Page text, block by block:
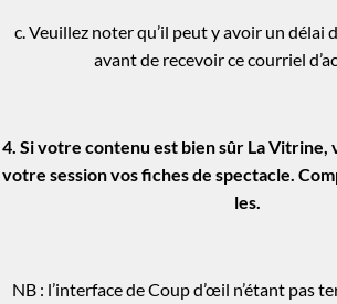
c. Veuillez noter qu’il peut y avoir un délai
avant de recevoir ce courriel
4. Si votre contenu est bien sûr La Vitrine,
votre session vos fiches de spectacle.
les.
NB : l’interface de Coup d’œil n’étant pas